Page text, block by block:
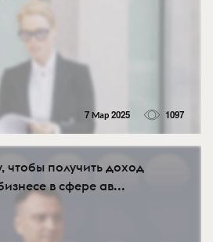
7 Мар 2025 1097
чтобы получить доход
в сфере ав...